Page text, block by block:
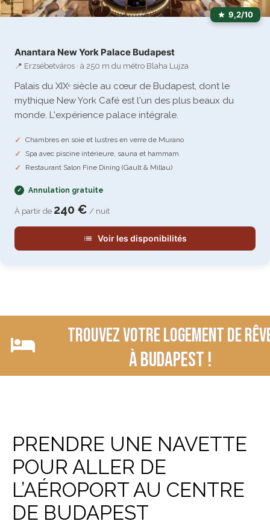
9,2/10
Anantara New York Palace Budapest
📍 Erzsébetváros · à 250 m du métro Blaha Lujza
Palais du XIXᵉ siècle au cœur de Budapest, dont le
mythique New York Café est l'un des plus beaux du
monde. L'expérience palace intégrale.
Chambres en soie et lustres en verre de Murano
Spa avec piscine intérieure, sauna et hammam
Restaurant Salon Fine Dining (Gault & Millau)
Annulation gratuite
À partir de 240 € / nuit
Voir les disponibilités
Trouvez votre logement de
à Budapest !
PRENDRE UNE NAVETTE
POUR ALLER DE
L’AÉROPORT AU CENTRE
DE BUDAPEST